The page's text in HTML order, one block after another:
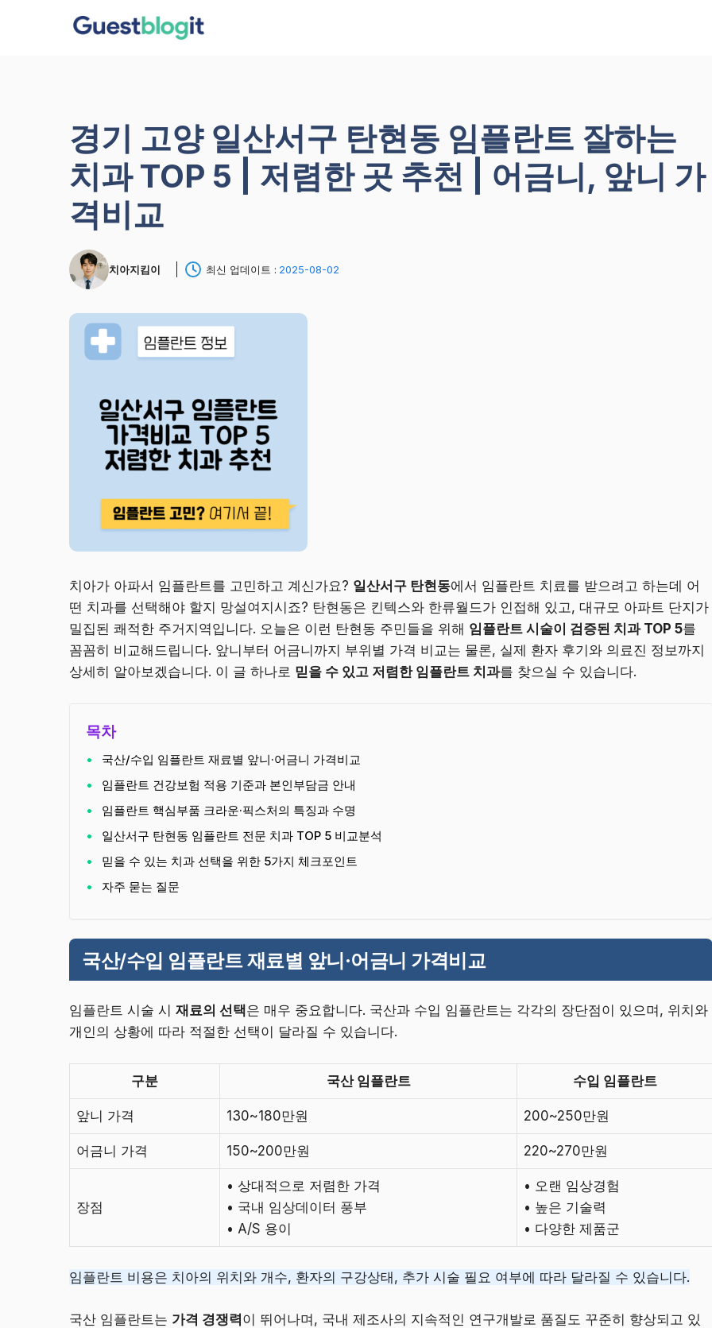
경기 고양 일산서구 탄현동 임플란트 잘하는
치과 TOP 5 | 저렴한 곳 추천 | 어금니, 앞니 가
격비교
치아지킴이 최신 업데이트 : 2025-08-02
치아가 아파서 임플란트를 고민하고 계신가요? 일산서구 탄현동에서 임플란트 치료를 받으려고 하는데 어
떤 치과를 선택해야 할지 망설여지시죠? 탄현동은 킨텍스와 한류월드가 인접해 있고, 대규모 아파트 단지가
밀집된 쾌적한 주거지역입니다. 오늘은 이런 탄현동 주민들을 위해 임플란트 시술이 검증된 치과 TOP 5를
꼼꼼히 비교해드립니다. 앞니부터 어금니까지 부위별 가격 비교는 물론, 실제 환자 후기와 의료진 정보까지
상세히 알아보겠습니다. 이 글 하나로 믿을 수 있고 저렴한 임플란트 치과를 찾으실 수 있습니다.
목차
국산/수입 임플란트 재료별 앞니·어금니 가격비교
임플란트 건강보험 적용 기준과 본인부담금 안내
임플란트 핵심부품 크라운·픽스처의 특징과 수명
일산서구 탄현동 임플란트 전문 치과 TOP 5 비교분석
믿을 수 있는 치과 선택을 위한 5가지 체크포인트
자주 묻는 질문
국산/수입 임플란트 재료별 앞니·어금니 가격비교
임플란트 시술 시 재료의 선택은 매우 중요합니다. 국산과 수입 임플란트는 각각의 장단점이 있으며, 위치와
개인의 상황에 따라 적절한 선택이 달라질 수 있습니다.
구분 국산 임플란트 수입 임플란트
앞니 가격 130~180만원 200~250만원
어금니 가격 150~200만원 220~270만원
장점
• 상대적으로 저렴한 가격
• 국내 임상데이터 풍부
• A/S 용이
• 오랜 임상경험
• 높은 기술력
• 다양한 제품군
임플란트 비용은 치아의 위치와 개수, 환자의 구강상태, 추가 시술 필요 여부에 따라 달라질 수 있습니다.
국산 임플란트는 가격 경쟁력이 뛰어나며, 국내 제조사의 지속적인 연구개발로 품질도 꾸준히 향상되고 있